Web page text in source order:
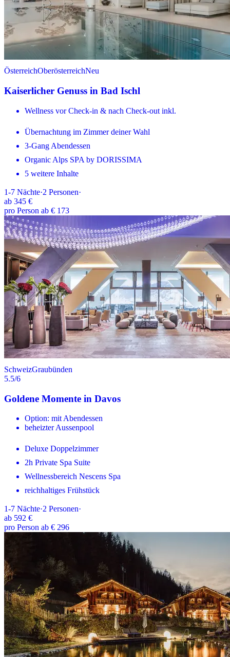
ÖsterreichOberösterreichNeu
Kaiserlicher Genuss in Bad Ischl
Wellness vor Check-in & nach Check-out inkl.
Übernachtung im Zimmer deiner Wahl
3-Gang Abendessen
Organic Alps SPA by DORISSIMA
5 weitere Inhalte
1-7 Nächte·2 Personen·
ab 345 €
pro Person ab € 173
SchweizGraubünden
5.5/6
Goldene Momente in Davos
Option: mit Abendessen
beheizter Aussenpool
Deluxe Doppelzimmer
2h Private Spa Suite
Wellnessbereich Nescens Spa
reichhaltiges Frühstück
1-7 Nächte·2 Personen·
ab 592 €
pro Person ab € 296